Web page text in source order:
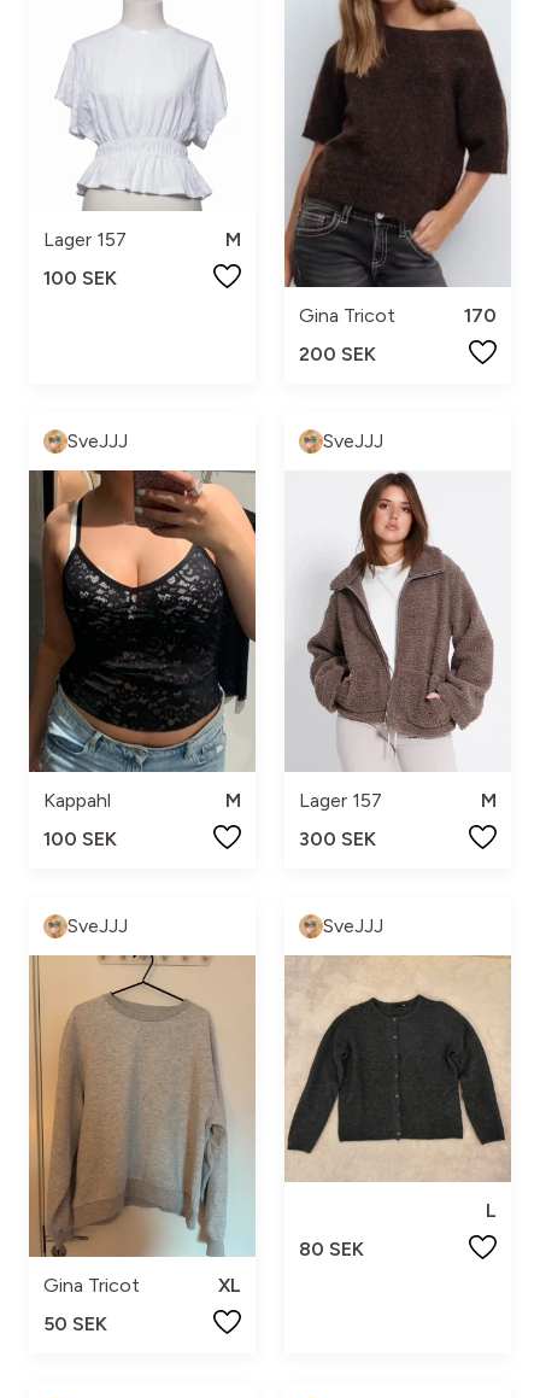
Lager 157
M
100 SEK
Gina Tricot
170
200 SEK
SveJJJ
Kappahl
M
100 SEK
SveJJJ
Lager 157
M
300 SEK
SveJJJ
Gina Tricot
XL
50 SEK
SveJJJ
L
80 SEK